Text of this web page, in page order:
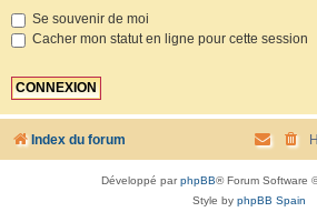
Se souvenir de moi
Cacher mon statut en ligne pour cette session
Index du forum
Développé parphpBB® Forum Software
Style by phpBB Spain